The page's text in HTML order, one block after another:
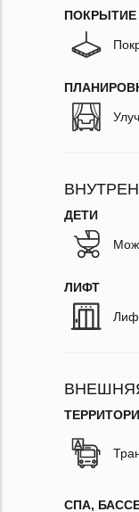
ДЕТИ
ЛИФТ
СПА,